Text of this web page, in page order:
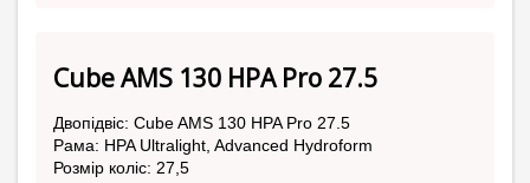
Cube AMS 130 HPA Pro 27.5
Двопідвіс: Cube AMS 130 HPA Pro 27.5
Рама: HPA Ultralight, Advanced Hydroform
Розмір коліс: 27,5